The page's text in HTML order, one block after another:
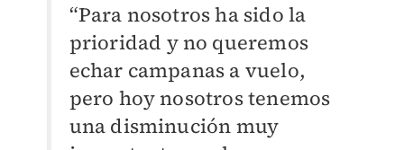
“Para nosotros ha sido la
prioridad y no queremos
echar campanas a vuelo,
pero hoy nosotros tenemos
una disminución muy